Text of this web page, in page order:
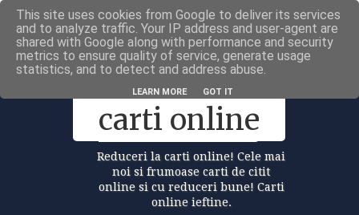
Carti la reduceri @Facebook
Reduceri la
carti online
Reduceri la carti online! Cele mai
noi si frumoase carti de citit
online si cu reduceri bune! Carti
online ieftine.
This site uses cookies from Google to deliver its services
and to analyze traffic. Your IP address and user-agent are
shared with Google along with performance and security
metrics to ensure quality of service, generate usage
statistics, and to detect and address abuse.
LEARN MORE GOT IT